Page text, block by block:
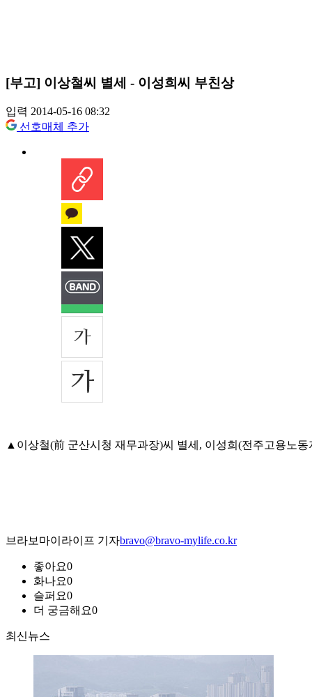
[부고] 이상철씨 별세 - 이성희씨 부친상
입력 2014-05-16 08:32
선호매체 추가
▲이상철(前 군산시청 재무과장)씨 별세, 이성희(전주고용노동
브라보마이라이프 기자bravo@bravo-mylife.co.kr
좋아요0
화나요0
슬퍼요0
더 궁금해요0
최신뉴스